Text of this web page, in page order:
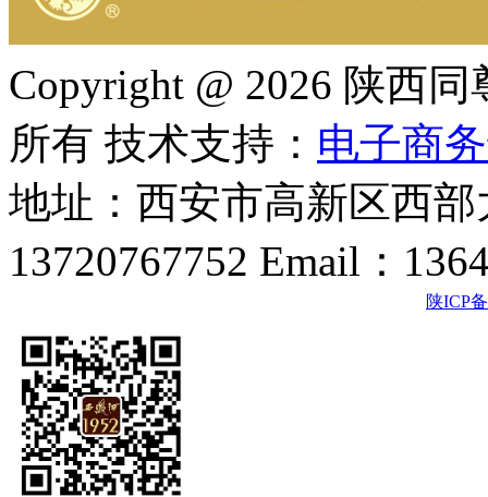
Copyright @ 2026 陕西
所有 技术支持： 电子商
地址：西安市高新区西
13720767752 Email：
陕ICP